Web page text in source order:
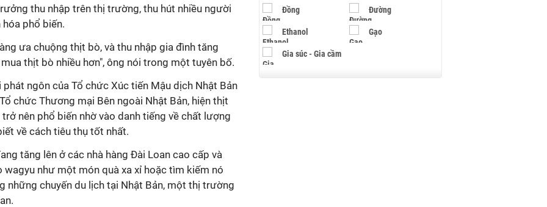
thu nhập trên thị trường, thu hút nhiều người
phổ biến.
ưa chuộng thịt bò, và thu nhập gia đình tăng
thịt bò nhiều hơn", ông nói trong một tuyên bố.
ngôn của Tổ chức Xúc tiến Mậu dịch Nhật Bản
chức Thương mại Bên ngoài Nhật Bản, hiện thịt
nên phổ biến nhờ vào danh tiếng về chất lượng
về cách tiêu thụ tốt nhất.
tăng lên ở các nhà hàng Đài Loan cao cấp và
như một món quà xa xỉ hoặc tìm kiếm nó
chuyến du lịch tại Nhật Bản, một thị trường
Đồng Đường
Ethanol Gạo
Gia súc - Gia cầm